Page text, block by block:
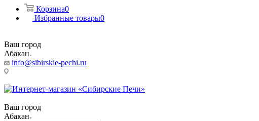
Корзина0
Избранные товары0
Ваш город
Абакан
info@sibirskie-pechi.ru
Ваш город
Абакан